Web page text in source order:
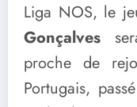
Liga NOS, le
Gonçalves
proche de
Portugais,